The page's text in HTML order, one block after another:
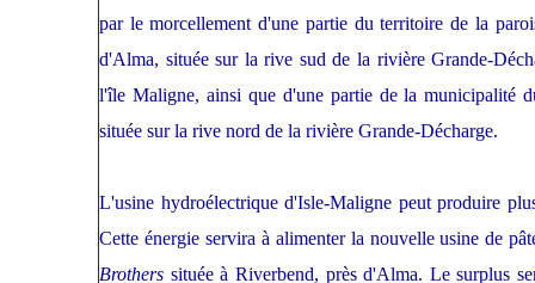
par le morcellement d'une partie du territoire de la
d'Alma, située sur la rive sud de la rivière Grande-
l'île Maligne, ainsi que d'une partie de la municipalité
située sur la rive nord de la rivière Grande-Décharge.
L'usine hydroélectrique d'Isle-Maligne peut produire
Cette énergie servira à alimenter la nouvelle usine de
Brothers située à Riverbend, près d'Alma. Le surplus